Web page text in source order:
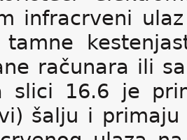
infracrveni
računara ili
slici 16.6 je
šalju i